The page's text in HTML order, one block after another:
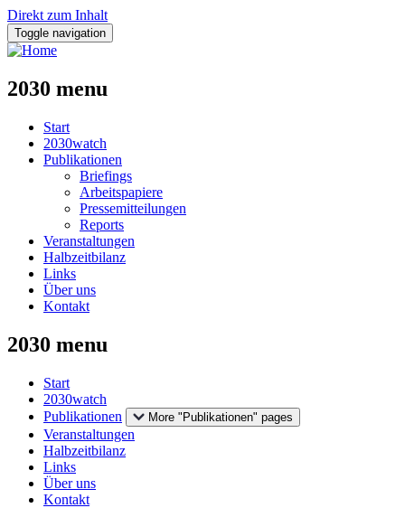
Direkt zum Inhalt
Toggle navigation
2030 menu
Start
2030watch
Publikationen
Briefings
Arbeitspapiere
Pressemitteilungen
Reports
Veranstaltungen
Halbzeitbilanz
Links
Über uns
Kontakt
2030 menu
Start
2030watch
Publikationen
More "Publikationen" pages
Veranstaltungen
Halbzeitbilanz
Links
Über uns
Kontakt